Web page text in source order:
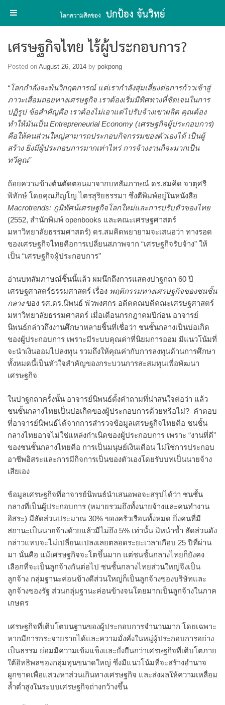
เศรษฐกิจไทย ไร้ผู้ประกอบการ?
Posted on August 26, 2014 by pokpong
“โลกกำลังจะพ้นวิกฤตการณ์ แต่เรากำลังสุ่มเสี่ยงต่อการก้าวเข้าสู่
ภาวะเสื่อมถอยทางเศรษฐกิจ เราต้องเริ่มมีทิศทางที่ชัดเจนในการ
ปฏิรูป ข้อสำคัญคือ เราต้องไม่เอาแต่ไปรับจ้างเขาผลิต คุณต้อง
ทำให้มันเป็น Entrepreneurial Economy (เศรษฐกิจผู้ประกอบการ)
คือให้คนส่วนใหญ่สามารถประกอบกิจกรรมของตัวเองได้ เป็นผู้
สร้าง ยิ่งมีผู้ประกอบการมากเท่าไหร่ การจ้างงานก็จะมากเป็น
ทวีคูณ”
ถ้อยความข้างต้นตัดตอนมาจากบทสัมภาษณ์ ดร.สมคิด จาตุศรี
พิทักษ์ โดยคุณภิญโญ ไตรสุริยธรรมา ซึ่งตีพิมพ์อยู่ในหนังสือ
Macrotrends: ภูมิทัศน์เศรษฐกิจโลกใหม่และการปรับตัวของไทย
(2552, สำนักพิมพ์ openbooks และคณะเศรษฐศาสตร์
มหาวิทยาลัยธรรมศาสตร์) ดร.สมคิดพยายามจะเสนอว่า ทางรอด
ของเศรษฐกิจไทยคือการเปลี่ยนสภาพจาก “เศรษฐกิจรับจ้าง” ให้
เป็น “เศรษฐกิจผู้ประกอบการ”
อ่านบทสัมภาษณ์ชิ้นนี้แล้ว ผมนึกถึงการแสดงปาฐกถา 60 ปี
เศรษฐศาสตร์ธรรมศาสตร์ เรื่อง พฤติกรรมทางเศรษฐกิจของชนชั้น
กลางของ รศ.ดร.นิพนธ์ พัวพงศกร อดีตคณบดีคณะเศรษฐศาสตร์
มหาวิทยาลัยธรรมศาสตร์ เมื่อเดือนกรกฎาคมปีก่อน อาจารย์
นิพนธ์กล่าวถึงงานศึกษาหลายชิ้นที่เชื่อว่า ชนชั้นกลางเป็นบ่อเกิด
ของผู้ประกอบการ เพราะมีระบบคุณค่าที่นิยมการออม มีแนวโน้มที่
จะนำเงินออมไปลงทุน รวมถึงให้คุณค่ากับการลงทุนด้านการศึกษา
ทั้งหมดนี้เป็นหัวใจสำคัญของกระบวนการสะสมทุนเพื่อพัฒนา
เศรษฐกิจ
ในปาฐกถาครั้งนั้น อาจารย์นิพนธ์ตั้งคำถามที่น่าสนใจต่อว่า แล้ว
ชนชั้นกลางไทยเป็นบ่อเกิดของผู้ประกอบการด้วยหรือไม่? คำตอบ
ที่อาจารย์นิพนธ์ได้จากการสำรวจข้อมูลเศรษฐกิจไทยคือ ชนชั้น
กลางไทยอาจไม่ใช่แหล่งกำเนิดของผู้ประกอบการ เพราะ “งานที่ดี”
ของชนชั้นกลางไทยคือ การเป็นมนุษย์เงินเดือน ไม่ใช่การประกอบ
อาชีพอิสระและการมีกิจการเป็นของตัวเองโดยรับบทเป็นนายจ้าง
เสียเอง
ข้อมูลเศรษฐกิจที่อาจารย์นิพนธ์นำเสนอพอจะสรุปได้ว่า ชนชั้น
กลางที่เป็นผู้ประกอบการ (หมายรวมถึงทั้งนายจ้างและคนทำงาน
อิสระ) มีสัดส่วนประมาณ 30% ของครัวเรือนทั้งหมด ยิ่งคนที่มี
สถานะเป็นนายจ้างด้วยแล้วมีไม่ถึง 5% เท่านั้น มิหนำซ้ำ สัดส่วนดัง
กล่าวแทบจะไม่เปลี่ยนแปลงเลยตลอดระยะเวลาเกือบ 25 ปีที่ผ่าน
มา นั่นคือ แม้เศรษฐกิจจะโตขึ้นมาก แต่ชนชั้นกลางไทยก็ยังคง
เลือกที่จะเป็นลูกจ้างกันต่อไป ชนชั้นกลางไทยส่วนใหญ่จึงเป็น
ลูกจ้าง กลุ่มฐานะค่อนข้างดีส่วนใหญ่ก็เป็นลูกจ้างของบริษัทและ
ลูกจ้างของรัฐ ส่วนกลุ่มฐานะค่อนข้างจนโดยมากเป็นลูกจ้างในภาค
เกษตร
เศรษฐกิจที่เติบโตบนฐานของผู้ประกอบการจำนวนมาก โดยเฉพาะ
หากมีการกระจายรายได้และความมั่งคั่งในหมู่ผู้ประกอบการอย่าง
เป็นธรรม ย่อมมีความเข้มแข็งและยั่งยืนกว่าเศรษฐกิจที่เติบโตภาย
ใต้อิทธิพลของกลุ่มทุนขนาดใหญ่ ซึ่งมีแนวโน้มที่จะสร้างอำนาจ
ผูกขาดเพื่อแสวงหาส่วนเกินทางเศรษฐกิจ และส่งผลให้ความเหลื่อม
ล้ำต่ำสูงในระบบเศรษฐกิจถ่างกว้างขึ้น
โลกความคิดของ ปกป้อง จันวิทย์